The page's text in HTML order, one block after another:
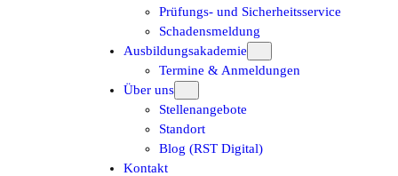
Prüfungs- und Sicherheitsservice
Schadensmeldung
Ausbildungsakademie
Termine & Anmeldungen
Über uns
Stellenangebote
Standort
Blog (RST Digital)
Kontakt